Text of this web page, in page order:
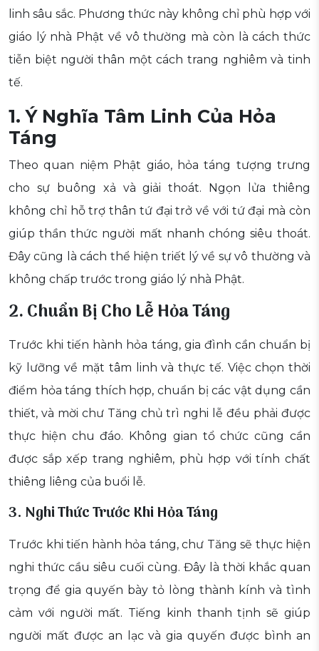
linh sâu sắc. Phương thức này không chỉ phù hợp với
giáo lý nhà Phật về vô thường mà còn là cách thức
tiễn biệt người thân một cách trang nghiêm và tinh
tế.
1. Ý Nghĩa Tâm Linh Của Hỏa
Táng
Theo quan niệm Phật giáo, hỏa táng tượng trưng
cho sự buông xả và giải thoát. Ngọn lửa thiêng
không chỉ hỗ trợ thân tứ đại trở về với tứ đại mà còn
giúp thần thức người mất nhanh chóng siêu thoát.
Đây cũng là cách thể hiện triết lý về sự vô thường và
không chấp trước trong giáo lý nhà Phật.
2. Chuẩn Bị Cho Lễ Hỏa Táng
Trước khi tiến hành hỏa táng, gia đình cần chuẩn bị
kỹ lưỡng về mặt tâm linh và thực tế. Việc chọn thời
điểm hỏa táng thích hợp, chuẩn bị các vật dụng cần
thiết, và mời chư Tăng chủ trì nghi lễ đều phải được
thực hiện chu đáo. Không gian tổ chức cũng cần
được sắp xếp trang nghiêm, phù hợp với tính chất
thiêng liêng của buổi lễ.
3. Nghi Thức Trước Khi Hỏa Táng
Trước khi tiến hành hỏa táng, chư Tăng sẽ thực hiện
nghi thức cầu siêu cuối cùng. Đây là thời khắc quan
trọng để gia quyến bày tỏ lòng thành kính và tình
cảm với người mất. Tiếng kinh thanh tịnh sẽ giúp
người mất được an lạc và gia quyến được bình an